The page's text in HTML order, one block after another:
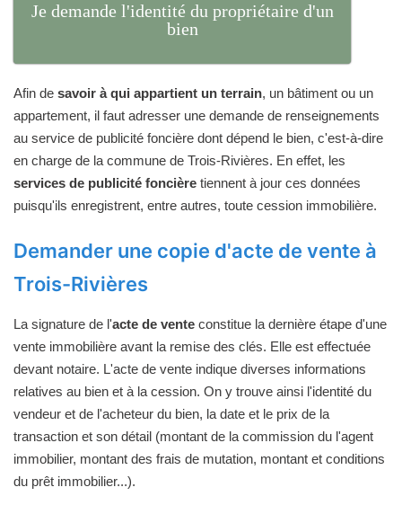
Je demande l'identité du propriétaire d'un
bien
Afin de savoir à qui appartient un terrain, un bâtiment ou un
appartement, il faut adresser une demande de renseignements
au service de publicité foncière dont dépend le bien, c'est-à-dire
en charge de la commune de Trois-Rivières. En effet, les
services de publicité foncière tiennent à jour ces données
puisqu'ils enregistrent, entre autres, toute cession immobilière.
Demander une copie d'acte de vente à
Trois-Rivières
La signature de l'acte de vente constitue la dernière étape d'une
vente immobilière avant la remise des clés. Elle est effectuée
devant notaire. L'acte de vente indique diverses informations
relatives au bien et à la cession. On y trouve ainsi l'identité du
vendeur et de l'acheteur du bien, la date et le prix de la
transaction et son détail (montant de la commission du l'agent
immobilier, montant des frais de mutation, montant et conditions
du prêt immobilier...).